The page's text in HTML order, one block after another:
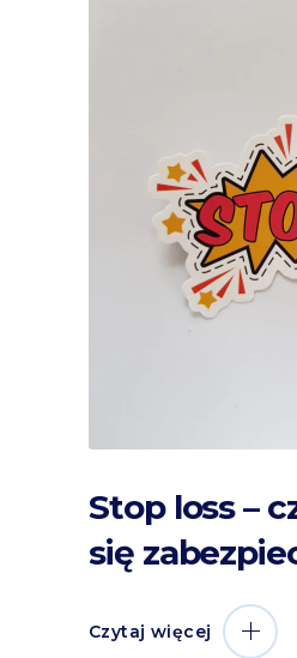
Stop loss –
się
Czytaj więcej